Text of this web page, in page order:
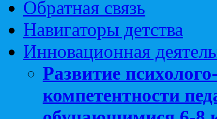
Обратная связь
Навигаторы детства
Инновационная
Развитие
компетентности